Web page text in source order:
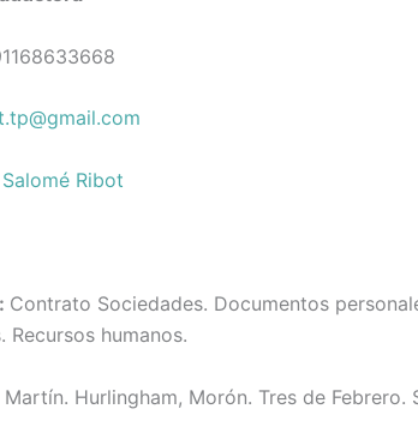
Ribot
Contrato Sociedades. Documentos
Recursos humanos.
Martín. Hurlingham, Morón. Tres de Febrero.